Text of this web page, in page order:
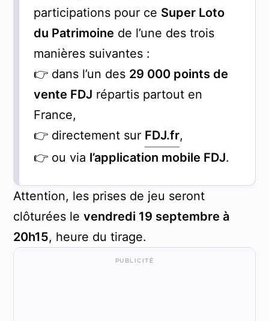
participations pour ce Super Loto
du Patrimoine de l’une des trois
manières suivantes :
👉 dans l’un des 29 000 points de
vente FDJ répartis partout en
France,
👉 directement sur FDJ.fr,
👉 ou via l’application mobile FDJ.
Attention, les prises de jeu seront
clôturées le vendredi 19 septembre à
20h15, heure du tirage.